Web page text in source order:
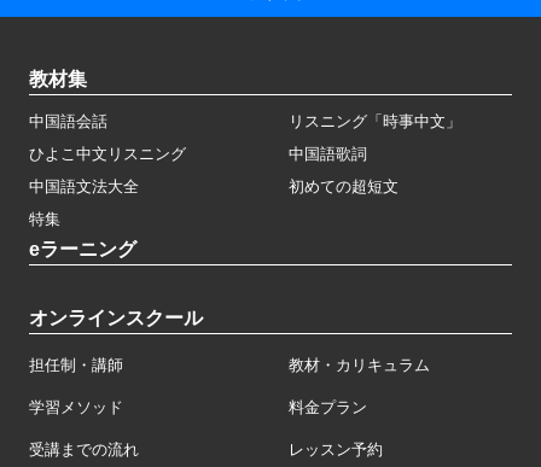
教材集
中国語会話
リスニング「時事中文」
ひよこ中文リスニング
中国語歌詞
中国語文法大全
初めての超短文
特集
eラーニング
オンラインスクール
担任制・講師 教材・カリキュラム
学習メソッド 料金プラン
受講までの流れ レッスン予約